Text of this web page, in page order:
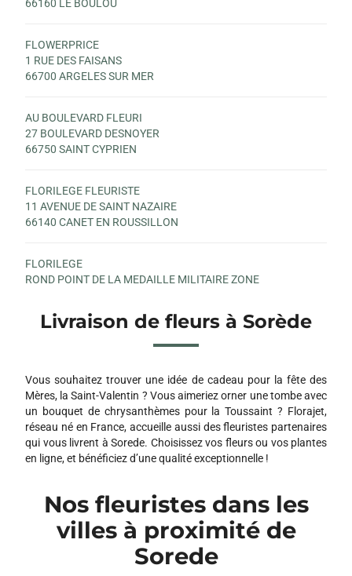
66160 LE BOULOU
FLOWERPRICE
1 RUE DES FAISANS
66700 ARGELES SUR MER
AU BOULEVARD FLEURI
27 BOULEVARD DESNOYER
66750 SAINT CYPRIEN
FLORILEGE FLEURISTE
11 AVENUE DE SAINT NAZAIRE
66140 CANET EN ROUSSILLON
FLORILEGE
ROND POINT DE LA MEDAILLE MILITAIRE ZONE
66750 SAINT CYPRIEN
66700 ARGELES SUR MER
Livraison de fleurs à Sorède
Vous souhaitez trouver une idée de cadeau pour la fête des
Mères, la Saint-Valentin ? Vous aimeriez orner une tombe avec
un bouquet de chrysanthèmes pour la Toussaint ? Florajet,
réseau né en France, accueille aussi des fleuristes partenaires
qui vous livrent à Sorede. Choisissez vos fleurs ou vos plantes
en ligne, et bénéficiez d’une qualité exceptionnelle !
Nos fleuristes dans les
villes à proximité de
Sorede